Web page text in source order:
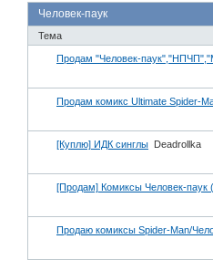
Человек-паук
Тема
Продам "Человек-
Продам комикс Ultimate Spider-
[Куплю] ИДК синглы Deadrollka
[Продам] Комиксы Человек-паук
Продаю комиксы Spider-Man/